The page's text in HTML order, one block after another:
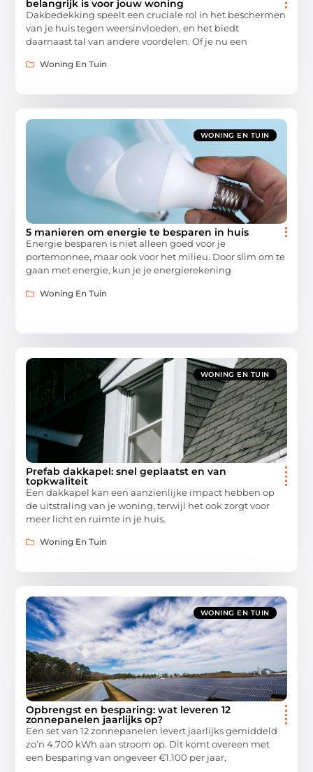
belangrijk is voor jouw woning
Dakbedekking speelt een cruciale rol in het beschermen
van je huis tegen weersinvloeden, en het biedt
daarnaast tal van andere voordelen. Of je nu een
Woning En Tuin
WONING EN TUIN
5 manieren om energie te besparen in huis
Energie besparen is niet alleen goed voor je
portemonnee, maar ook voor het milieu. Door slim om te
gaan met energie, kun je je energierekening
Woning En Tuin
WONING EN TUIN
Prefab dakkapel: snel geplaatst en van
topkwaliteit
Een dakkapel kan een aanzienlijke impact hebben op
de uitstraling van je woning, terwijl het ook zorgt voor
meer licht en ruimte in je huis.
Woning En Tuin
WONING EN TUIN
Opbrengst en besparing: wat leveren 12
zonnepanelen jaarlijks op?
Een set van 12 zonnepanelen levert jaarlijks gemiddeld
zo’n 4.700 kWh aan stroom op. Dit komt overeen met
een besparing van ongeveer €1.100 per jaar,